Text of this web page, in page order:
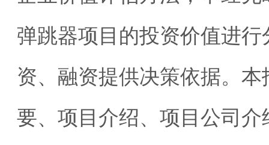
弹跳器项目的投资价值进
资、融资提供决策依据。
要、项目介绍、项目公司